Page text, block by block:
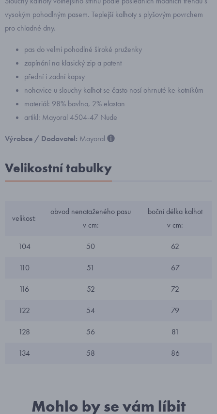
vysokým pohodlným pasem. Teplejší kalhoty s plyšovým povrchem
pro chladné dny.
pas do velmi pohodlné široké pruženky
zapínání na klasický zip a patent
přední i zadní kapsy
nohavice u slouchy kalhot se často nosí ohrnuté ke kotníkům
materiál: 98% bavlna, 2% elastan
artikl: Mayoral 4504-47 Nude
Výrobce / Dodavatel: Mayoral
Velikostní tabulky
velikost:
obvod nenataženého pasu
v cm:
boční délka kalhot
v cm:
104 50 62
110 51 67
116 52 72
122 54 79
128 56 81
134 58 86
Mohlo by se vám líbit